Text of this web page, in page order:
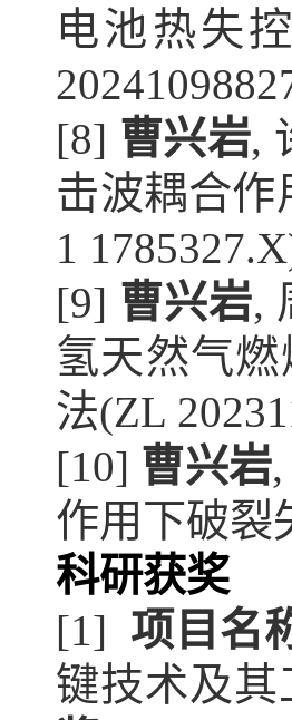
电池热失
[8] 曹兴岩,
击波耦合作
1
[9] 曹兴岩,
氢天然气
法(ZL
[10] 曹兴岩
作用下破裂
科研获奖
[1] 项目名
键技术及其